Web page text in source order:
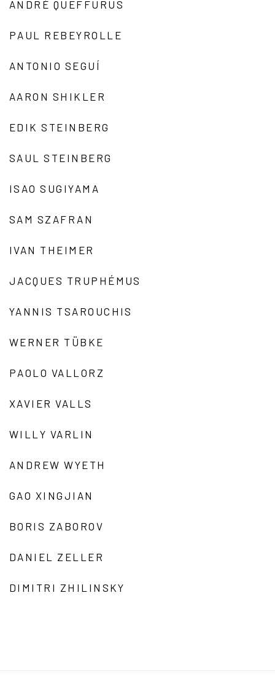
ANDRÉ QUEFFURUS
PAUL REBEYROLLE
ANTONIO SEGUÍ
AARON SHIKLER
EDIK STEINBERG
SAUL STEINBERG
ISAO SUGIYAMA
SAM SZAFRAN
IVAN THEIMER
JACQUES TRUPHÉMUS
YANNIS TSAROUCHIS
WERNER TÜBKE
PAOLO VALLORZ
XAVIER VALLS
WILLY VARLIN
ANDREW WYETH
GAO XINGJIAN
BORIS ZABOROV
DANIEL ZELLER
DIMITRI ZHILINSKY